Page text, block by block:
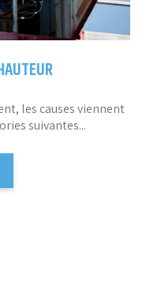
les causes viennent
suivantes...